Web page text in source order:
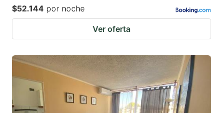
$52.144 por noche
Ver oferta